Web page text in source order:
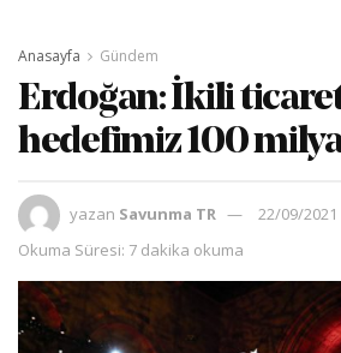
Anasayfa Gündem
Erdoğan: İkili
hedefimiz 100
yazan Savunma TR
22/09/2021
Okuma Süresi: 7 dakika okuma